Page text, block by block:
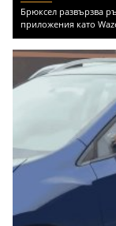
Брюксел развързва
приложения като